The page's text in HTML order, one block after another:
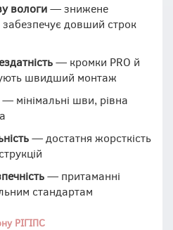
вологи— знижене
довший строк
— кромки PRO й
швидший монтаж
— мінімальні шви, рівна
— достатня жорсткість
— притаманні
стандартам
РІГІПС